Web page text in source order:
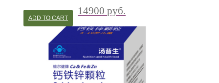
14900 руб.
ADD TO CART